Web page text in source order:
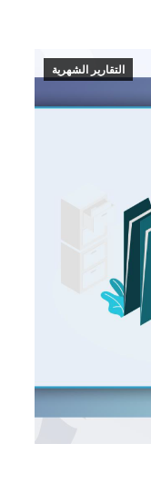
التقارير الشهرية